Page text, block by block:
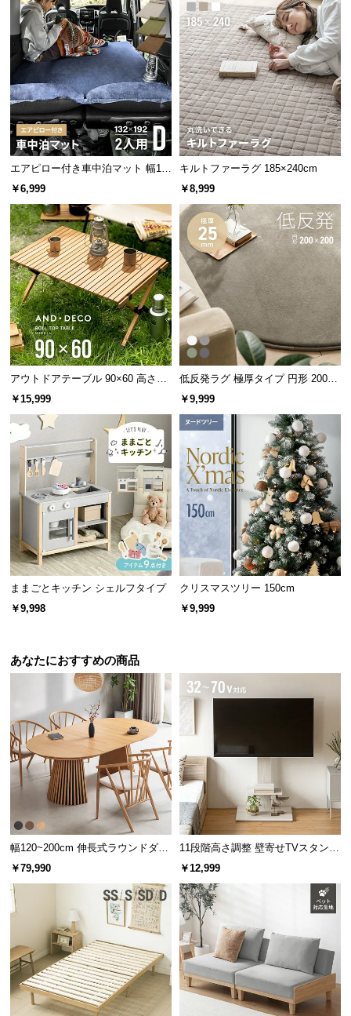
に
つ
い
て
返
品・
キ
ャ
ン
セ
ル
に
つ
い
て
保
証
に
て
会
員
規
約
い
て
様
ト
せ
企
エアピロー付き車中泊マット 幅13
2cm
￥6,999
キルトファーラグ 185×240cm
￥8,999
アウトドアテーブル 90×60 高さ44
cm
￥15,999
低反発ラグ 極厚タイプ 円形 200×2
00cm
￥9,999
ままごとキッチン シェルフタイプ
￥9,998
クリスマスツリー 150cm
￥9,999
あなたにおすすめの商品
幅120~200cm 伸長式ラウンドダイ
ニングテーブル 6人掛け 天然木突
￥79,990
11段階高さ調整 壁寄せTVスタンド
キャスター付き 上下左右角度調節
￥12,999